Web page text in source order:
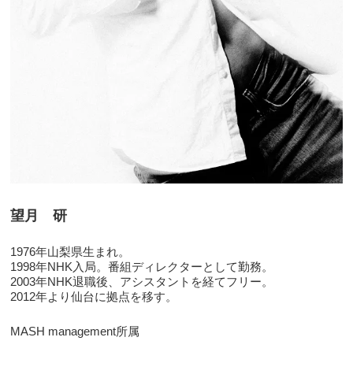
望月 研
1976年山梨県生まれ。
1998年NHK入局。番組ディレクターとして勤務。
2003年NHK退職後、アシスタントを経てフリー。
2012年より仙台に拠点を移す。
MASH management所属